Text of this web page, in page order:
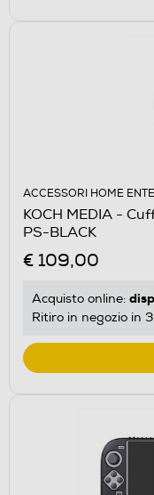
ACCESSORI HOME
KOCH MEDIA -
PS-BLACK
€ 109,00
Acquisto online:
Ritiro in negozio in